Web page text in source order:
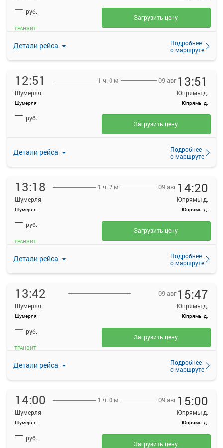
Детали рейса
Подробнее
о маршруте
— руб.
ТРАНЗИТ
Загрузить цену
12:51
Шумерля
Шумерля
1 ч. 0 м 09 авг 13:51
Юпрямы д.
Юпрямы д.
Детали рейса
Подробнее
о маршруте
— руб.
Загрузить цену
13:18
Шумерля
Шумерля
1 ч. 2 м 09 авг 14:20
Юпрямы д.
Юпрямы д.
Детали рейса
Подробнее
о маршруте
— руб.
ТРАНЗИТ
Загрузить цену
13:42
Шумерля
Шумерля
09 авг 15:47
Юпрямы д.
Юпрямы д.
Детали рейса
Подробнее
о маршруте
— руб.
ТРАНЗИТ
Загрузить цену
14:00
Шумерля
Шумерля
1 ч. 0 м 09 авг 15:00
Юпрямы д.
Юпрямы д.
— руб.
Загрузить цену